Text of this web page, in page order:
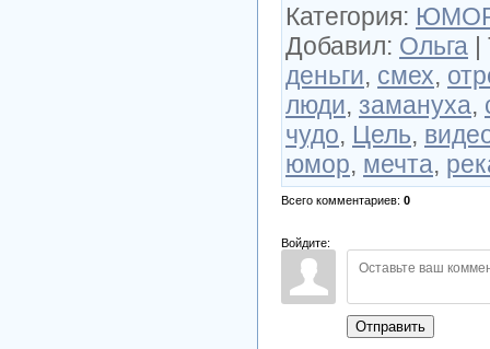
Категория:
Добавил: Ольга |
деньги, смех,
люди, замануха,
чудо, Цель,
юмор, мечта,
Всего комментариев: 0
Войдите:
Отправить